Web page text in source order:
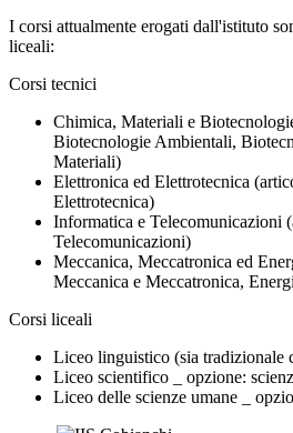
I corsi attualmente erogati dall'istituto
liceali:
Corsi tecnici
Chimica, Materiali e
Biotecnologie Ambientali,
Materiali)
Elettronica ed Elettrotecnica
Elettrotecnica)
Informatica e Telecomunicazioni
Telecomunicazioni)
Meccanica, Meccatronica ed
Meccanica e Meccatronica,
Corsi liceali
Liceo linguistico (sia
Liceo scientifico _ opzione:
Liceo delle scienze umane _